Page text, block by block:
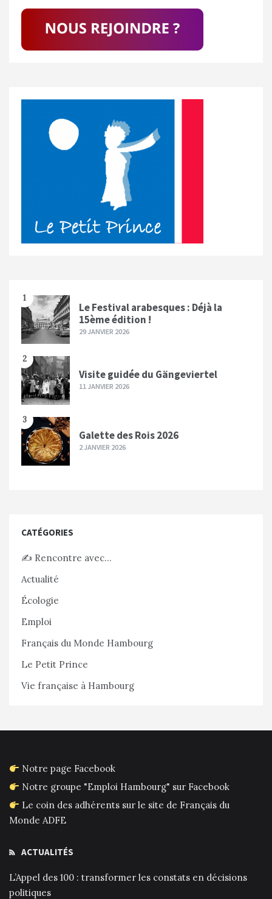
1
Le Festival arabesques : Déjà la
15ème édition !
29 JANVIER 2026
2
Visite guidée du Gängeviertel
11 JANVIER 2026
3
Galette des Rois 2026
2 JANVIER 2026
CATÉGORIES
✍️ Rencontre avec…
Actualité
Écologie
Emploi
Français du Monde Hambourg
Le Petit Prince
Vie française à Hambourg
Notre page Facebook
Notre groupe "Emploi Hambourg" sur Facebook
Le coin des adhérents sur le site de Français du
Monde ADFE
ACTUALITÉS
L’Appel des 100 : transformer les constats en décisions
politiques